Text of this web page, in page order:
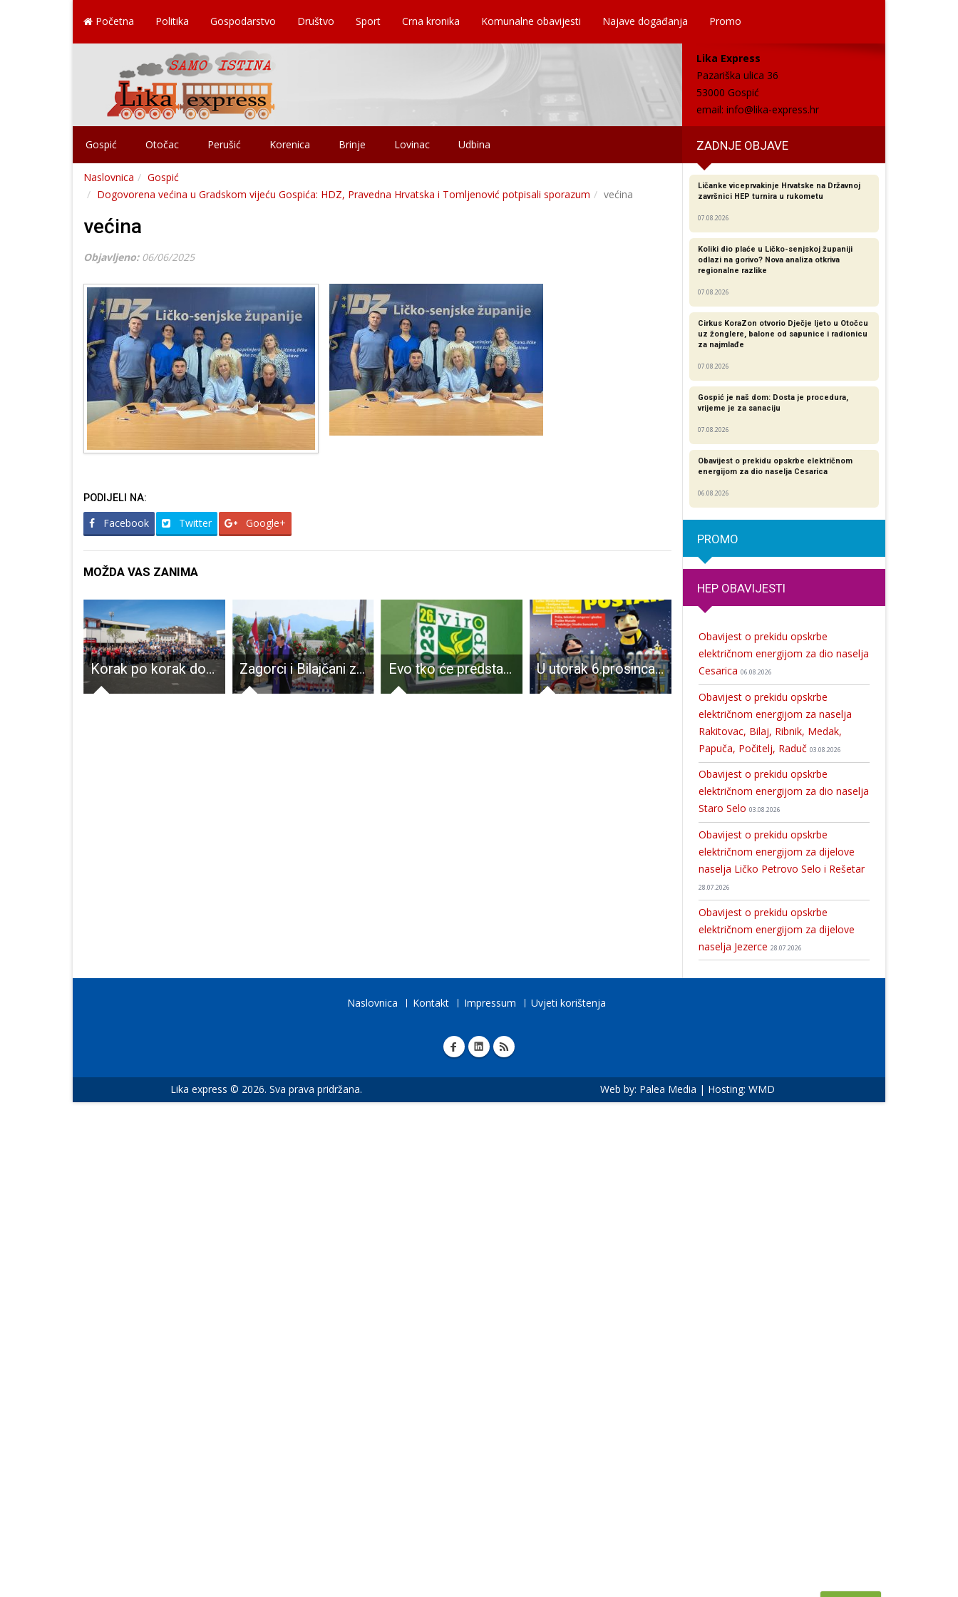
Početna Politika Gospodarstvo Društvo Sport Crna kronika Komunalne obavijesti Najave događanja Promo
Lika Express
Pazariška ulica 36
53000 Gospić
email: info@lika-express.hr
Gospić Otočac Perušić Korenica Brinje Lovinac Udbina ZADNJE OBJAVE
Naslovnica
Gospić
Dogovorena većina u Gradskom vijeću Gospića: HDZ, Pravedna Hrvatska i Tomljenović potpisali sporazum
većina
većina
Objavljeno: 06/06/2025
PODIJELI NA:
Facebook Twitter Google+
MOŽDA VAS ZANIMA
Korak po korak do zdravlja: Gospić obilježava desetu godinu ove poznate akcije Zagorci i Bilajčani zajedno u ratu, zajedno u miru Evo tko će predstavljati Ličko-senjsku županiju na sajmu VIROEXPO u Virovitici U utorak 6.prosinca u 19 sati pogledajte lutkarski mjuzikl “Novogodišnji poštar!
Ličanke viceprvakinje Hrvatske na Državnoj
završnici HEP turnira u rukometu
07.08.2026
Koliki dio plaće u Ličko-senjskoj županiji
odlazi na gorivo? Nova analiza otkriva
regionalne razlike​
07.08.2026
Cirkus KoraZon otvorio Dječje ljeto u Otočcu
uz žonglere, balone od sapunice i radionicu
za najmlađe
07.08.2026
Gospić je naš dom: Dosta je procedura,
vrijeme je za sanaciju
07.08.2026
Obavijest o prekidu opskrbe električnom
energijom za dio naselja Cesarica
06.08.2026
PROMO
HEP OBAVIJESTI
Obavijest o prekidu opskrbe
električnom energijom za dio naselja
Cesarica 06.08.2026
Obavijest o prekidu opskrbe
električnom energijom za naselja
Rakitovac, Bilaj, Ribnik, Medak,
Papuča, Počitelj, Raduč 03.08.2026
Obavijest o prekidu opskrbe
električnom energijom za dio naselja
Staro Selo 03.08.2026
Obavijest o prekidu opskrbe
električnom energijom za dijelove
naselja Ličko Petrovo Selo i Rešetar
28.07.2026
Obavijest o prekidu opskrbe
električnom energijom za dijelove
naselja Jezerce 28.07.2026
Naslovnica Kontakt Impressum Uvjeti korištenja
Lika express © 2026. Sva prava pridržana. Web by: Palea Media | Hosting: WMD